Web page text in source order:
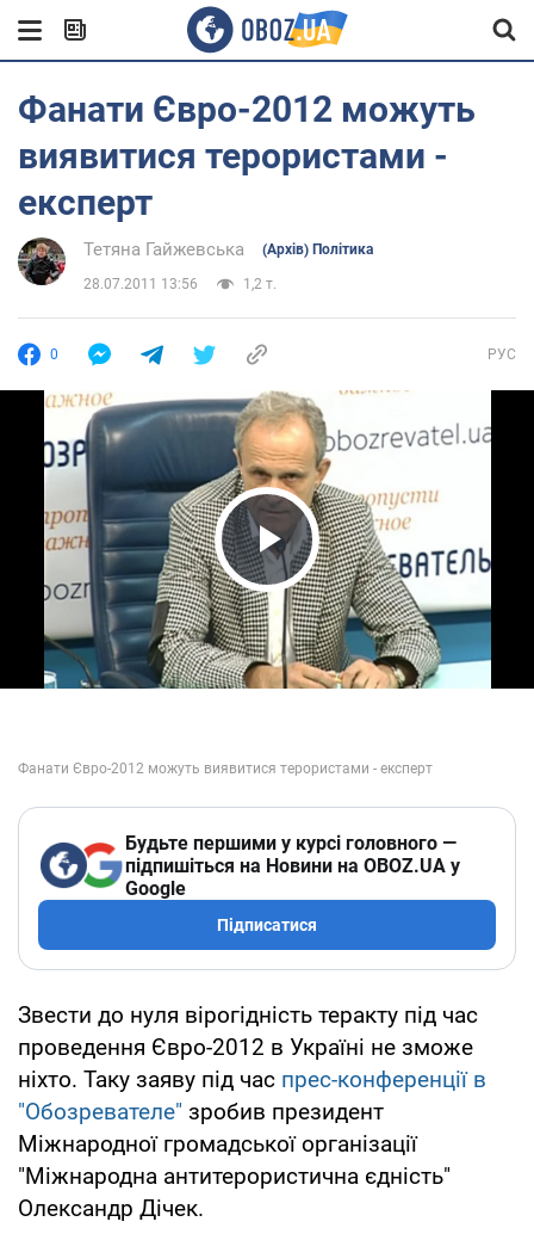
Фанати Євро-2012 можуть
виявитися терористами -
експерт
Тетяна Гайжевська (Архів) Політика
28.07.2011 13:56 1,2 т.
0 РУС
Play Video
Будьте першими у курсі головного —
підпишіться на Новини на OBOZ.UA у
Google
Підписатися
Звести до нуля вірогідність теракту під час
проведення Євро-2012 в Україні не зможе
ніхто. Таку заяву під час прес-конференції в
"Обозревателе" зробив президент
Міжнародної громадської організації
"Міжнародна антитерористична єдність"
Олександр Дічек.